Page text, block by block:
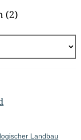
(2)
Landbau